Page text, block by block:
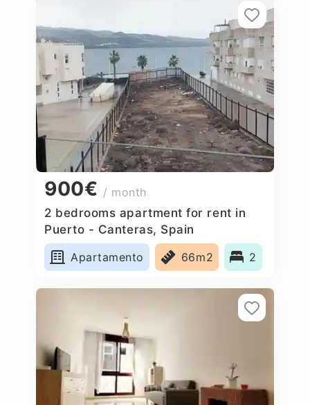
900€ / month
2 bedrooms apartment for rent in
Puerto - Canteras, Spain
Apartamento
66m2 2